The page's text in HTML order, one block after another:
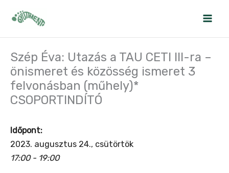
Szép Éva: Utazás a TAU CETI III-ra –
önismeret és közösség ismeret 3
felvonásban (műhely)*
CSOPORTINDÍTÓ
Időpont:
2023. augusztus 24., csütörtök
17:00 - 19:00